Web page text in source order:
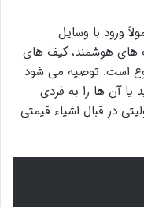
ورود با وسایل
های هوشمند، کیف های
است. توصیه می شود
یا آن ها را به فردی
در قبال اشیاء قیمتی